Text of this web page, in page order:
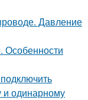
Давление
Особенности
и одинарному